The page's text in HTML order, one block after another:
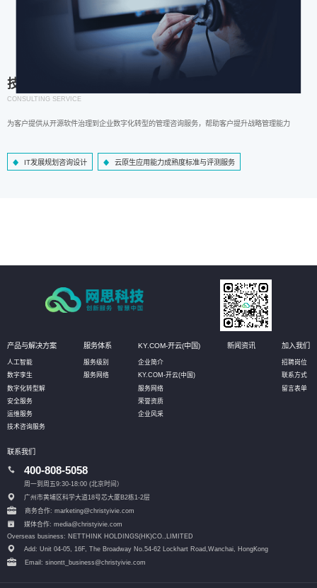
技术咨询服务
CONSULTING SERVICE
为客户提供从开源软件治理到企业数字化转型的管理咨询服务，帮助客户提升战略管理能力
IT发展规划咨询设计 云原生应用能力成熟度标准与评测服务
产品与解决方案
人工智能
数字孪生
数字化转型解
安全服务
运维服务
技术咨询服务
服务体系
服务级别
服务网络
KY.COM-开云(中国)
企业简介
KY.COM-开云(中国)
服务网络
荣誉资质
企业风采
新闻资讯 加入我们
招聘岗位
联系方式
留言表单
联系我们
400-808-5058
周一到周五9:30-18:00 (北京时间）
广州市黄埔区科学大道18号芯大厦B2栋1-2层
商务合作: marketing@christyivie.com
媒体合作: media@christyivie.com
Overseas business: NETTHINK HOLDINGS(HK)CO.,LIMITED
Add: Unit 04-05, 16F, The Broadway No.54-62 Lockhart Road, Wanchai, HongKong
Email: sinontt_business@christyivie.com